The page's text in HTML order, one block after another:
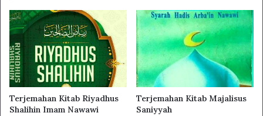
Bab Ketujuh Menerangkan Keutamaan Siwak
Bab Kedelapan, Menerangkan Tentang Keutamaan
Adzan
Bab Kesembilan, Menerangkan Tentang Keutamaan
Sholat Jamaah
Bab Kesepuluh, Menerangkan Tentang Keutamaan
Terjemahan Kitab Riyadhus
Shalihin Imam Nawawi
Terjemahan Kitab Majalisus
Saniyyah